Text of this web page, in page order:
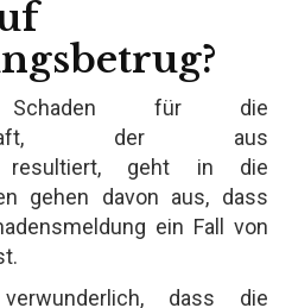
für die
der aus
resultiert, geht in die
gehen davon aus, dass
ein Fall von
dass die